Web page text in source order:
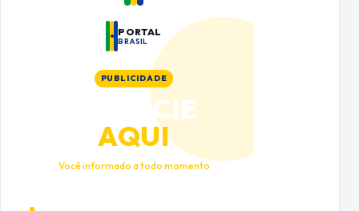
PORTAL
BRASIL
PUBLICIDADE
ANUNCIE
AQUI
Você informado a todo momento